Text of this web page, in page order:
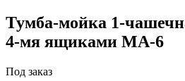
Тумба-мойка 1-
4-мя ящиками МА-6
Под заказ